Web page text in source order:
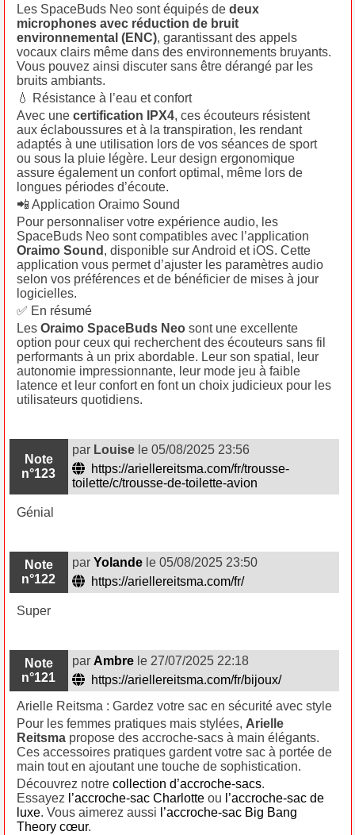
Les SpaceBuds Neo sont équipés de deux
microphones avec réduction de bruit
environnemental (ENC), garantissant des appels
vocaux clairs même dans des environnements bruyants.
Vous pouvez ainsi discuter sans être dérangé par les
bruits ambiants.
💧 Résistance à l’eau et confort
Avec une certification IPX4, ces écouteurs résistent
aux éclaboussures et à la transpiration, les rendant
adaptés à une utilisation lors de vos séances de sport
ou sous la pluie légère. Leur design ergonomique
assure également un confort optimal, même lors de
longues périodes d’écoute.
📲 Application Oraimo Sound
Pour personnaliser votre expérience audio, les
SpaceBuds Neo sont compatibles avec l’application
Oraimo Sound , disponible sur Android et iOS. Cette
application vous permet d’ajuster les paramètres audio
selon vos préférences et de bénéficier de mises à jour
logicielles.
✅ En résumé
Les Oraimo SpaceBuds Neosont une excellente
option pour ceux qui recherchent des écouteurs sans fil
performants à un prix abordable. Leur son spatial, leur
autonomie impressionnante, leur mode jeu à faible
latence et leur confort en font un choix judicieux pour les
utilisateurs quotidiens.
Note
n°123
par Louisele 05/08/2025 23:56
https://ariellereitsma.com/fr/trousse-
toilette/c/trousse-de-toilette-avion
Génial
Note
n°122
par Yolande le 05/08/2025 23:50
https://ariellereitsma.com/fr/
Super
Note
n°121
par Ambre le 27/07/2025 22:18
https://ariellereitsma.com/fr/bijoux/
Arielle Reitsma : Gardez votre sac en sécurité avec style
Pour les femmes pratiques mais stylées, Arielle
Reitsmapropose des accroche-sacs à main élégants.
Ces accessoires pratiques gardent votre sac à portée de
main tout en ajoutant une touche de sophistication.
Découvrez notre collection d’accroche-sacs.
Essayez l’accroche-sac Charlotteou l’accroche-sac de
luxe. Vous aimerez aussi l’accroche-sac Big Bang
Theory cœur.